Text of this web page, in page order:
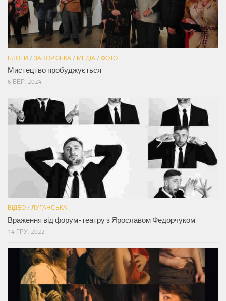
БЛОГИ / ЗАПОРІЗЬКА / МЕДІА / ФОТО
Мистецтво пробуджується
6 БЕР, 2024
ВІДЕО / ЛУГАНСЬКА
Враження від форум-театру з Ярославом Федорчуком
14 ГРУ, 2022